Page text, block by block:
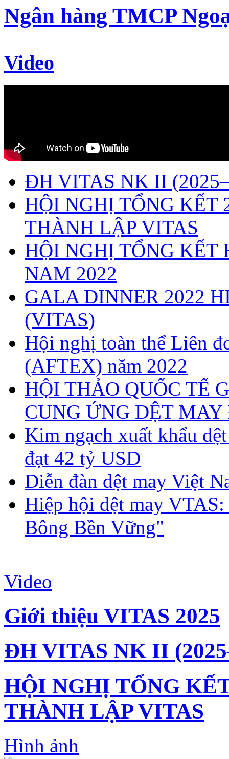
Ngân hàng TMCP
Video
ĐH VITAS NK II
HỘI NGHỊ TỔNG
THÀNH LẬP VITAS
HỘI NGHỊ TỔNG KẾT
NAM 2022
GALA DINNER 2022
(VITAS)
Hội nghị toàn thể Liên
(AFTEX) năm 2022
HỘI THẢO QUỐC TẾ
CUNG ỨNG DỆT
Kim ngạch xuất khẩu
đạt 42 tỷ USD
Diễn đàn dệt may Việt
Hiệp hội dệt may
Bông Bền Vững"
Video
Giới thiệu VITAS 2025
ĐH VITAS NK II
HỘI NGHỊ TỔNG
THÀNH LẬP VITAS
Hình ảnh